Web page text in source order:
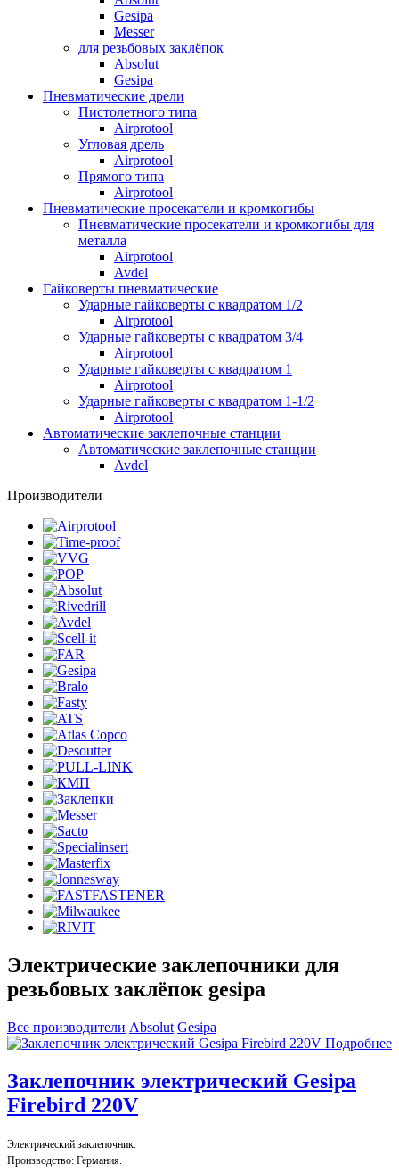
Gesipa
Messer
для резьбовых заклёпок
Absolut
Gesipa
Пневматические дрели
Пистолетного типа
Airprotool
Угловая дрель
Airprotool
Прямого типа
Airprotool
Пневматические просекатели и кромкогибы
Пневматические просекатели и кромкогибы для
металла
Airprotool
Avdel
Гайковерты пневматические
Ударные гайковерты с квадратом 1/2
Airprotool
Ударные гайковерты с квадратом 3/4
Airprotool
Ударные гайковерты с квадратом 1
Airprotool
Ударные гайковерты с квадратом 1-1/2
Airprotool
Автоматические заклепочные станции
Автоматические заклепочные станции
Avdel
Производители
Электрические заклепочники для
резьбовых заклёпок gesipa
Все производители Absolut Gesipa
Подробнее
Заклепочник электрический Gesipa
Firebird 220V
Электрический заклепочник.
Производство: Германия.